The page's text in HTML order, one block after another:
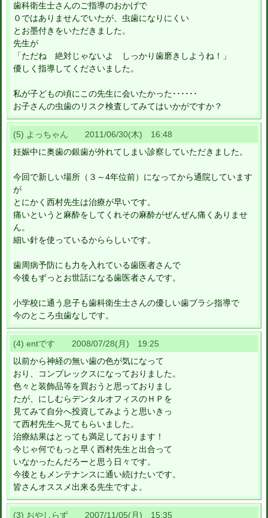
歯科衛生士さんのご指導のおかげで
０ではありませんでいたが、虫歯になりにくい
とお墨付きをいただきました。
先生が
「ただね 絶対じゃないよ しっかり歯磨きしようね！」
優しく指導してくださいました。
私が子どもの頃にこの先生に会いたかった･･････
お子さんの虫歯のリスク検査してみてはいかがですか？
(5) よっちゃん 2011/06/30(木) 16:48
妊娠中に奥歯の銀歯が外れてしまい診察していただきました。
今回で新しい場所（３～4年位前）になってから通院しています
が
とにかく西村先生は治療が早いです。
痛いというと麻酔をしてくれその麻酔がぜんぜん痛くありませ
ん。
細い針を使っているかららしいです。
歯周病予防にも力を入れている歯医者さんで
今後もずっとお世話になる歯医者さんです。
小学校に通う息子も歯科衛生士さんの優しい歯ブラシ指導で
今のところ虫歯なしです。
(4) entです 2008/07/28(月) 19:25
以前から神経の無い歯の色が気になって
おり、コンプレックスになっておりました。
色々と装飾品等を買おうと思っておりまし
たが、にしむらデンタルオフィスのＨＰを
見てみて自分へ投資してみようと思いきっ
て西村先生へ見てもらいました。
治療結果はとっても満足しております！
今じゃ何でもっと早く西村先生と出合って
いなかったんだろーと思う日々です。
今後ともメンテナンスに通い続けたいです。
皆さんオススメ出来る先生ですよ。
(3) おやしらず 2007/11/05(月) 15:35